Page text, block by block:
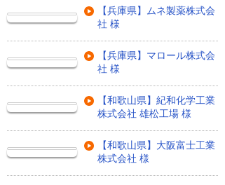
【兵庫県】ムネ製薬株式会
社 様
【兵庫県】マロール株式会
社 様
【和歌山県】紀和化学工業
株式会社 雄松工場 様
【和歌山県】大阪富士工業
株式会社 様